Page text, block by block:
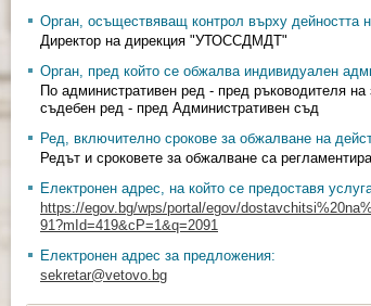
Орган, осъществяващ контрол върху дейността
Директор на дирекция "УТОССДМДТ"
Орган, пред който се обжалва индивидуален
По административен ред - пред ръководителя
съдебен ред - пред Административен съд
Ред, включително срокове за обжалване на
Редът и сроковете за обжалване са
Електронен адрес, на който се предоставя
https://egov.bg/wps/portal/egov/
91?mId=419&cP=1&q=2091
Електронен адрес за предложения:
sekretar@vetovo.bg